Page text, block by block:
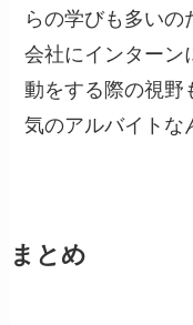
らの学びも多い
会社にインターン
動をする際の視野
気のアルバイトな
まとめ